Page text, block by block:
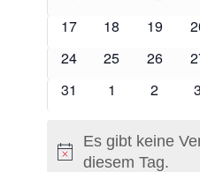
0
17
0
18
0
19
0
0
24
0
25
0
26
0
0
31
0
1
0
2
0
3
Hinweis
Es gibt keine
diesem Tag.